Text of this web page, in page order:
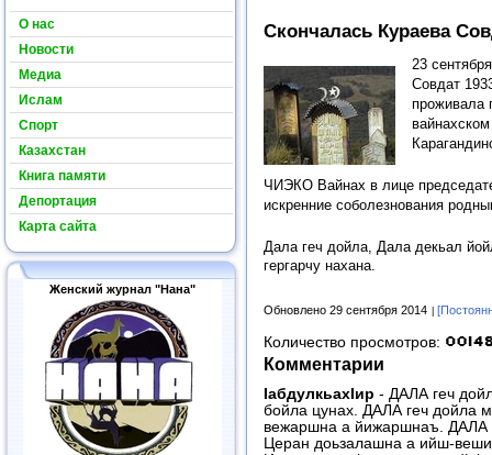
О нас
Новости
Медиа
Ислам
Спорт
Казахстан
Книга памяти
Депортация
Карта сайта
Женский журнал "Нана"
Скончалась Кураева
23
Совдат
проживала
ЧИЭКО Вайнах в лице
искренние соболезнования
Дала геч дойла Дала декьал
гергарчу нахана.
Обновлено 29 сентября 2014
Количество просмотров:
Комментарии
IабдулкьахIир - ДАЛА геч
бойла цунах. ДАЛА геч дойла
вежаршна а йижаршнаъ. ДАЛА
Церан доьзалашна a ийш-